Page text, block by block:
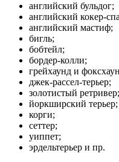
английский бульдог;
английский кокер-
английский мастиф;
бигль;
бобтейл;
бордер-колли;
грейхаунд и
джек-рассел-терьер;
золотистый ретривер;
йоркширский терьер;
корги;
сеттер;
уиппет;
эрдельтерьер и пр.